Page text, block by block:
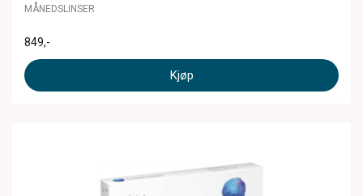
MÅNEDSLINSER
849,-
Kjøp